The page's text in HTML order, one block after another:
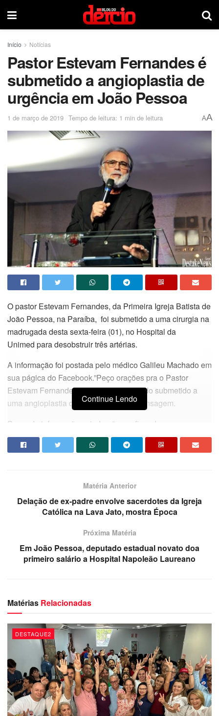
Início Notícias
Pastor Estevam Fernandes é
submetido a angioplastia de
urgência em João Pessoa
1 de março de 2019 Tempo de leitura: 1 min de leitura AA
O pastor Estevam Fernandes, da Primeira Igreja Batista de
João Pessoa, na Paraíba, foi submetido a uma cirurgia na
madrugada desta sexta-feira (01), no Hospital da
Unimed para desobstruir três artérias.
A informação foi postada pelo médico Galileu Machado em
sua págica do Facebook.”Peço orações pra o Pastor
Estevam Fernandes, o mesmo está sendo submetido a
uma angioplastia de urgência”, diz a mensagem.
Segundo informações ainda não confirmadas, o
procedimento que Estevam foi submetido, trata-se de
angioplastia com implante de stent, um tubo minúsculo,
está se recuperando da cirurgia. Mas a família preferiu não
Continue Lendo
Matéria Anterior
Delação de ex-padre envolve sacerdotes da Igreja
Católica na Lava Jato, mostra Época
Próxima Matéria
Em João Pessoa, deputado estadual novato doa
primeiro salário a Hospital Napoleão Laureano
Matérias Relacionadas
DESTAQUE2